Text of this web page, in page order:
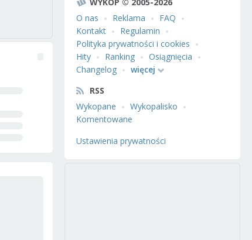
O nas
Reklama
FAQ
Kontakt
Regulamin
Polityka prywatności i cookies
Hity
Ranking
Osiągnięcia
Changelog
więcej
RSS
Wykopane
Wykopalisko
Komentowane
Ustawienia prywatności